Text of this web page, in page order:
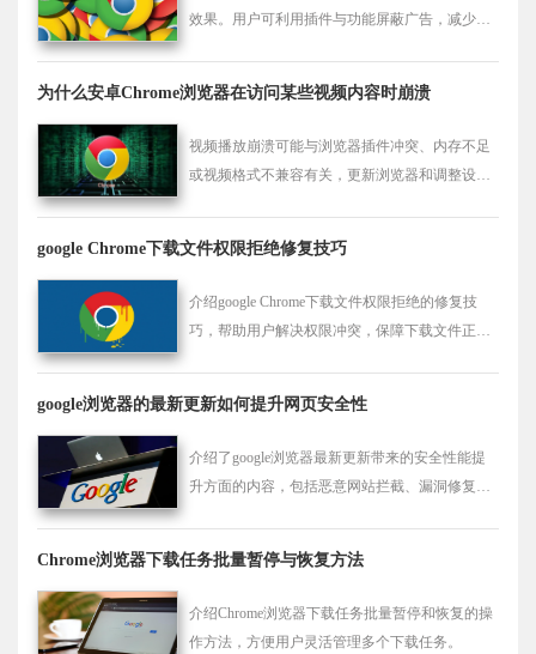
效果。用户可利用插件与功能屏蔽广告，减少网
为什么安卓Chrome浏览器在访问某些视频内容时崩溃
视频播放崩溃可能与浏览器插件冲突、内存不足
或视频格式不兼容有关，更新浏览器和调整设置
google Chrome下载文件权限拒绝修复技巧
介绍google Chrome下载文件权限拒绝的修复技
巧，帮助用户解决权限冲突，保障下载文件正常
google浏览器的最新更新如何提升网页安全性
介绍了google浏览器最新更新带来的安全性能提
升方面的内容，包括恶意网站拦截、漏洞修复
Chrome浏览器下载任务批量暂停与恢复方法
介绍Chrome浏览器下载任务批量暂停和恢复的操
作方法，方便用户灵活管理多个下载任务。